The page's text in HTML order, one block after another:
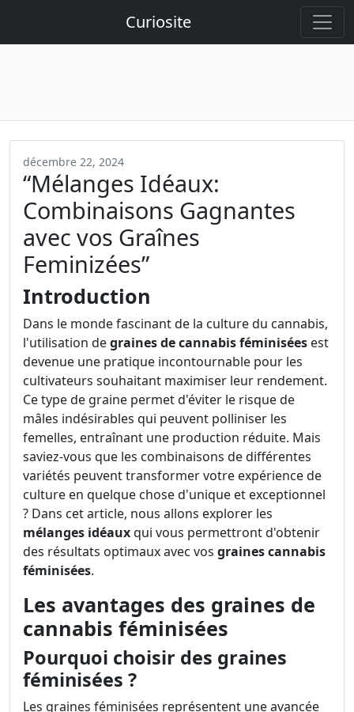
Curiosite
décembre 22, 2024
“Mélanges Idéaux:
Combinaisons Gagnantes
avec vos Graînes
Feminizées”
Introduction
Dans le monde fascinant de la culture du cannabis,
l'utilisation degraines de cannabis féminisées est
devenue une pratique incontournable pour les
cultivateurs souhaitant maximiser leur rendement.
Ce type de graine permet d'éviter le risque de
mâles indésirables qui peuvent polliniser les
femelles, entraînant une production réduite. Mais
saviez-vous que les combinaisons de différentes
variétés peuvent transformer votre expérience de
culture en quelque chose d'unique et exceptionnel
? Dans cet article, nous allons explorer les
mélanges idéauxqui vous permettront d'obtenir
des résultats optimaux avec vos graines cannabis
féminisées.
Les avantages des graines de
cannabis féminisées
Pourquoi choisir des graines
féminisées ?
Les graines féminisées représentent une avancée